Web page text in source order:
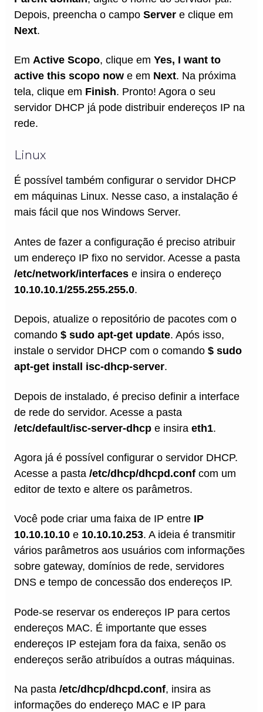
Depois, preencha o campo Server e clique em
Next.
Em Active Scopo, clique em Yes, I want to
active this scopo nowe em Next. Na próxima
tela, clique em Finish. Pronto! Agora o seu
servidor DHCP já pode distribuir endereços IP na
rede.
Linux
É possível também configurar o servidor DHCP
em máquinas Linux. Nesse caso, a instalação é
mais fácil que nos Windows Server.
Antes de fazer a configuração é preciso atribuir
um endereço IP fixo no servidor. Acesse a pasta
/etc/network/interfacese insira o endereço
10.10.10.1/255.255.255.0.
Depois, atualize o repositório de pacotes com o
comando $ sudo apt-get update. Após isso,
instale o servidor DHCP com o comando $ sudo
apt-get install isc-dhcp-server.
Depois de instalado, é preciso definir a interface
de rede do servidor. Acesse a pasta
/etc/default/isc-server-dhcpe insira eth1.
Agora já é possível configurar o servidor DHCP.
Acesse a pasta /etc/dhcp/dhcpd.confcom um
editor de texto e altere os parâmetros.
Você pode criar uma faixa de IP entre IP
10.10.10.10e 10.10.10.253. A ideia é transmitir
vários parâmetros aos usuários com informações
sobre gateway, domínios de rede, servidores
DNS e tempo de concessão dos endereços IP.
Pode-se reservar os endereços IP para certos
endereços MAC. É importante que esses
endereços IP estejam fora da faixa, senão os
endereços serão atribuídos a outras máquinas.
Na pasta /etc/dhcp/dhcpd.conf, insira as
informações do endereço MAC e IP para